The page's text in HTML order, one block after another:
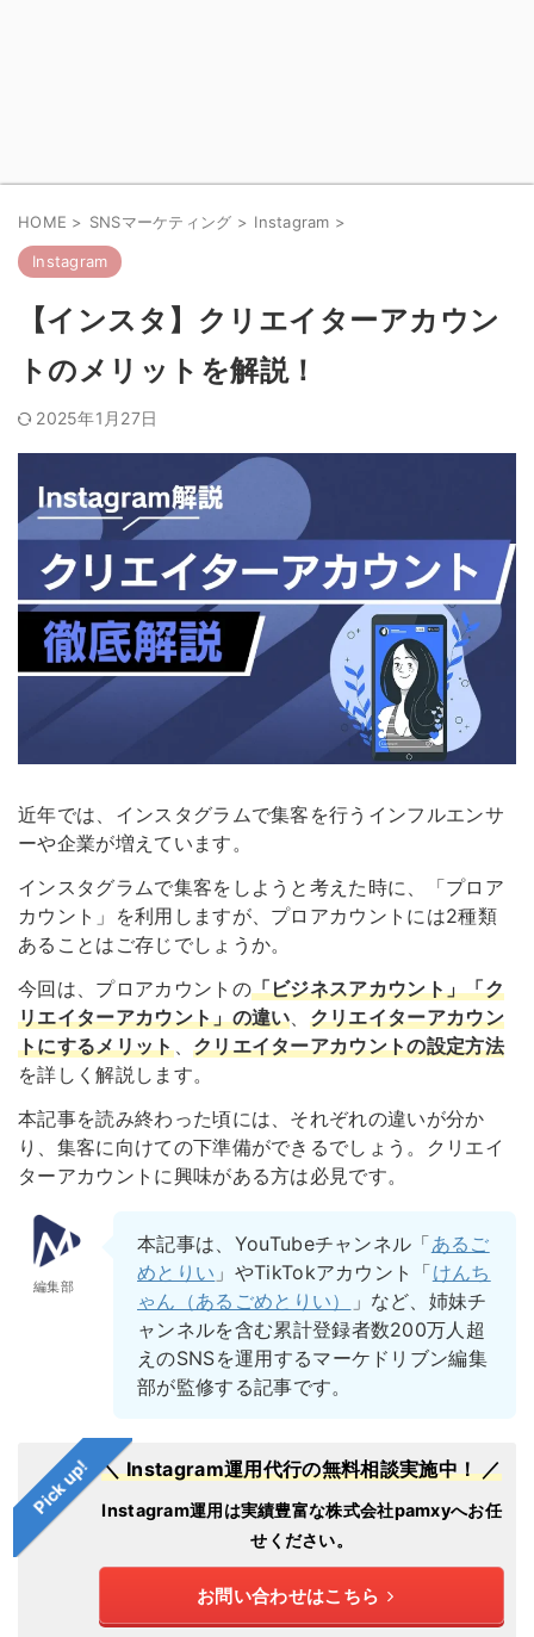
HOME > SNSマーケティング > Instagram >
Instagram
【インスタ】クリエイターアカウン
トのメリットを解説！
2025年1月27日
近年では、インスタグラムで集客を行うインフルエンサ
ーや企業が増えています。
インスタグラムで集客をしようと考えた時に、「プロア
カウント」を利用しますが、プロアカウントには2種類
あることはご存じでしょうか。
今回は、プロアカウントの「ビジネスアカウント」「ク
リエイターアカウント」の違い、 クリエイターアカウン
トにするメリット、 クリエイターアカウントの設定方法
を詳しく解説します。
本記事を読み終わった頃には、それぞれの違いが分か
り、集客に向けての下準備ができるでしょう。クリエイ
ターアカウントに興味がある方は必見です。
編集部
本記事は、YouTubeチャンネル「あるご
めとりい 」やTikTokアカウント「けんち
ゃん（あるごめとりい）
」など、姉妹チ
ャンネルを含む累計登録者数200万人超
えのSNSを運用するマーケドリブン編集
部が監修する記事です。
Pick up! ＼ Instagram運用代行の無料相談実施中！ ／
Instagram運用は実績豊富な株式会社pamxyへお任
せください。
お問い合わせはこちら